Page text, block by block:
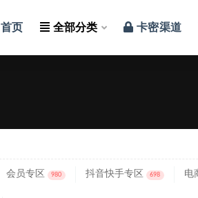
首页 全部分类 卡密渠道
会员专区 980 抖音快手专区 698 电